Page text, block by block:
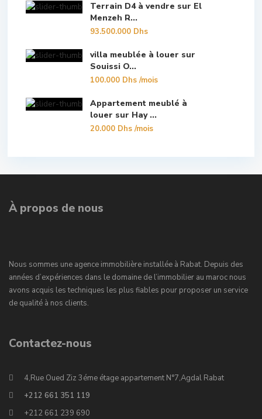
Terrain D4 à vendre sur El
Menzeh R...
93.500.000 Dhs
villa meublée à louer sur
Souissi O...
100.000 Dhs/mois
Appartement meublé à
louer sur Hay ...
20.000 Dhs/mois
À propos de nous
Nous sommes une agence immobilière installée à Rabat. Depuis des
années d’expériences dans le domaine de l’immobilier au maroc nous
avons acquis les techniques les plus fiables pour proposer un service
de qualité à nos clients.
Contactez-nous
4,Rue Oued Ziz 3éme étage appartement N°7,Agdal Rabat
+212 661 351 119
+212 661 239 690